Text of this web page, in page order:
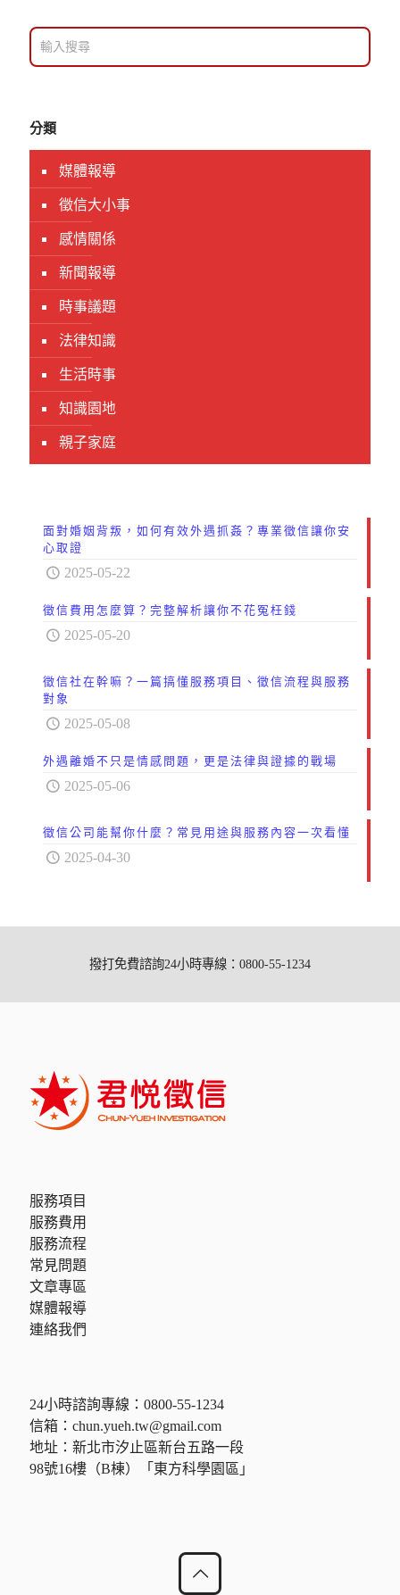
分類
媒體報導
徵信大小事
感情關係
新聞報導
時事議題
法律知識
生活時事
知識園地
親子家庭
面對婚姻背叛，如何有效外遇抓姦？專業徵信讓你安
心取證
2025-05-22
徵信費用怎麼算？完整解析讓你不花冤枉錢
2025-05-20
徵信社在幹嘛？一篇搞懂服務項目、徵信流程與服務
對象
2025-05-08
外遇離婚不只是情感問題，更是法律與證據的戰場
2025-05-06
徵信公司能幫你什麼？常見用途與服務內容一次看懂
2025-04-30
撥打免費諮詢24小時專線：0800-55-1234
服務項目
服務費用
服務流程
常見問題
文章專區
媒體報導
連絡我們
24小時諮詢專線： 0800-55-1234
信箱： chun.yueh.tw@gmail.com
地址：新北市汐止區新台五路一段
98號16樓（B棟）「東方科學園區」